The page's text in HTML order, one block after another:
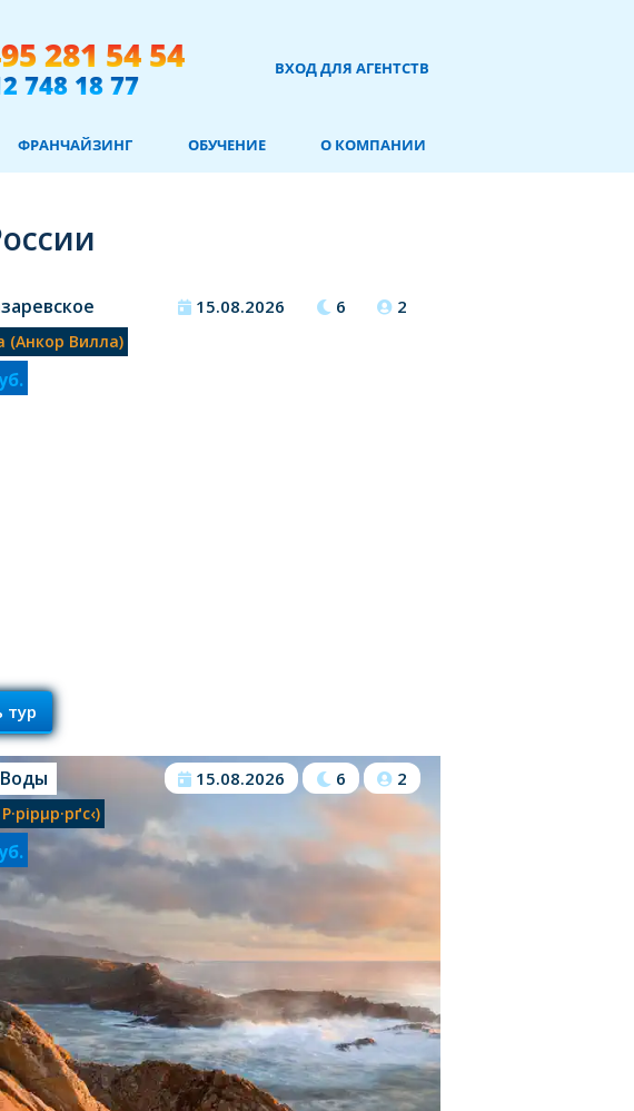
281 54 54
748 18 77 ВХОД ДЛЯ АГЕНТСТВ
ФРАНЧАЙЗИНГ ОБУЧЕНИЕ О КОМПАНИИ
(анкор Вилла)
15.08.2026 6 2
тур
15.08.2026 6 2